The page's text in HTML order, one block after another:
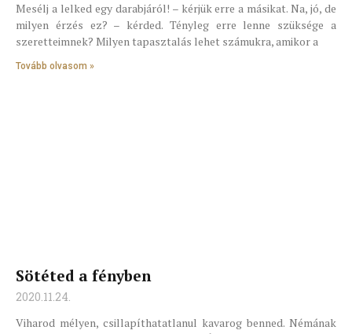
Mesélj a lelked egy darabjáról! – kérjük erre a másikat. Na, jó, de
milyen érzés ez? – kérded. Tényleg erre lenne szüksége a
szeretteimnek? Milyen tapasztalás lehet számukra, amikor a
Tovább olvasom »
Sötéted a fényben
2020.11.24.
Viharod mélyen, csillapíthatatlanul kavarog benned. Némának